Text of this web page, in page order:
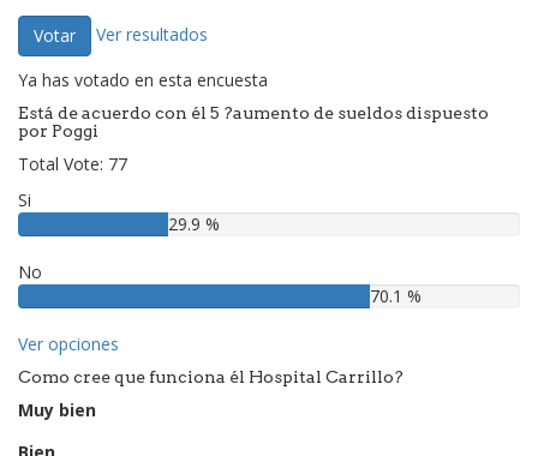
Votar Ver resultados
Ya has votado en esta encuesta
Está de acuerdo con él 5 ?aumento de sueldos dispuesto
por Poggi
Total Vote: 77
Si
29.9 %
No
70.1 %
Ver opciones
Como cree que funciona él Hospital Carrillo?
Muy bien
Bien